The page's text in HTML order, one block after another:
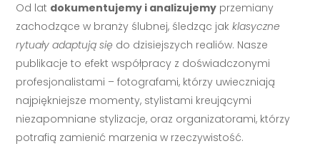
Od lat dokumentujemy i analizujemy przemiany
zachodzące w branży ślubnej, śledząc jakklasyczne
rytuały adaptują się do dzisiejszych realiów. Nasze
publikacje to efekt współpracy z doświadczonymi
profesjonalistami – fotografami, którzy uwieczniają
najpiękniejsze momenty, stylistami kreującymi
niezapomniane stylizacje, oraz organizatorami, którzy
potrafią zamienić marzenia w rzeczywistość.